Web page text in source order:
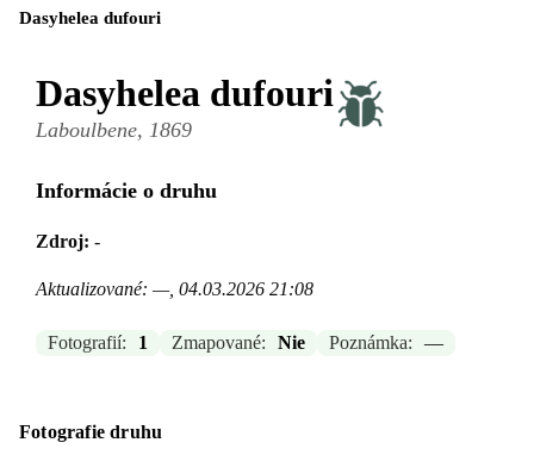
Dasyhelea dufouri
Dasyhelea dufouri
Laboulbene, 1869
Informácie o druhu
Zdroj: -
Aktualizované: —, 04.03.2026 21:08
Fotografií: 1 Zmapované: Nie Poznámka: —
Fotografie druhu